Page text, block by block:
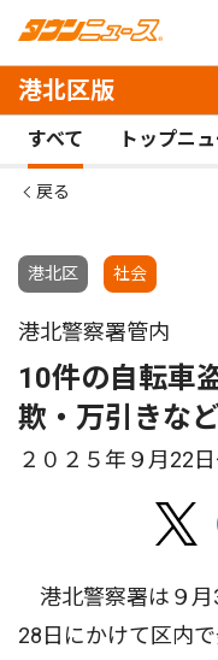
港北区版
すべて トップニ
戻る
港北区 社会
港北警察署管内
10件の自転車
欺・万引きな
２０２５年９月22
港北警察署は９月
28日にかけて区内